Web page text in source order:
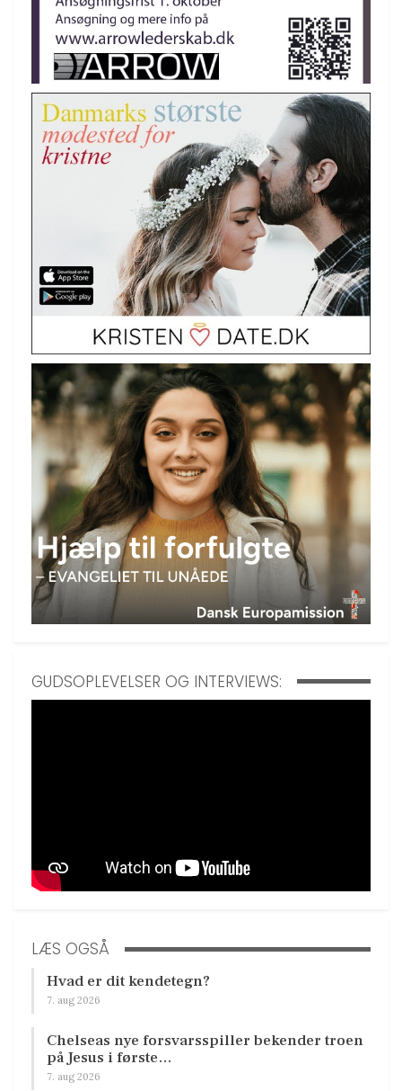
GUDSOPLEVELSER OG INTERVIEWS:
LÆS OGSÅ
Hvad er dit kendetegn?
7. aug 2026
Chelseas nye forsvarsspiller bekender troen
på Jesus i første…
7. aug 2026